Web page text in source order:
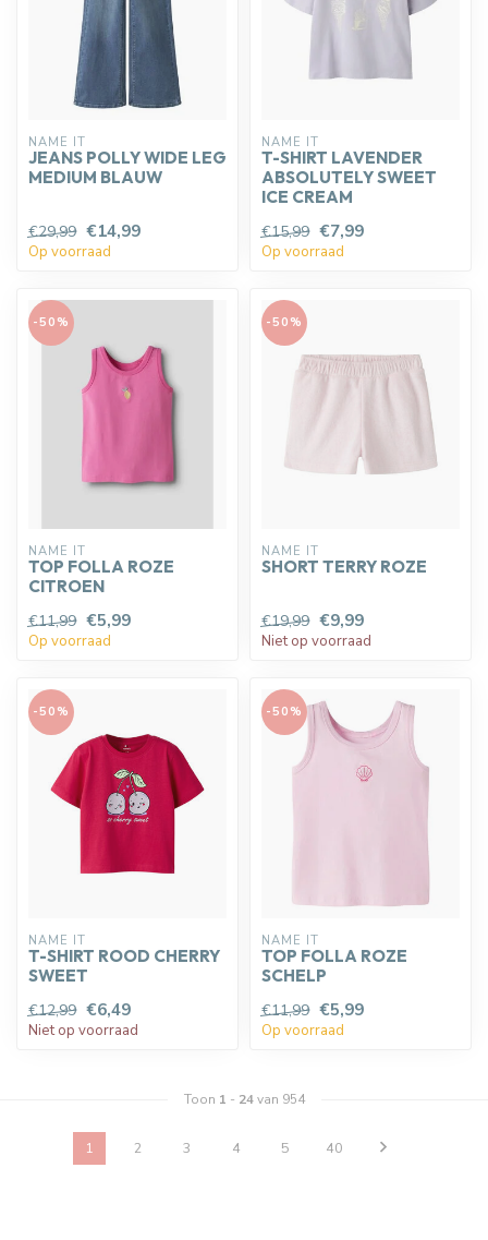
NAME IT
JEANS POLLY WIDE LEG
MEDIUM BLAUW
€29,99 €14,99
Op voorraad
NAME IT
T-SHIRT LAVENDER
ABSOLUTELY SWEET
ICE CREAM
€15,99 €7,99
Op voorraad
-50%
NAME IT
TOP FOLLA ROZE
CITROEN
€11,99 €5,99
Op voorraad
-50%
NAME IT
SHORT TERRY ROZE
€19,99 €9,99
Niet op voorraad
-50%
NAME IT
T-SHIRT ROOD CHERRY
SWEET
€12,99 €6,49
Niet op voorraad
-50%
NAME IT
TOP FOLLA ROZE
SCHELP
€11,99 €5,99
Op voorraad
Toon 1 - 24van 954
1 2 3 4 5 40